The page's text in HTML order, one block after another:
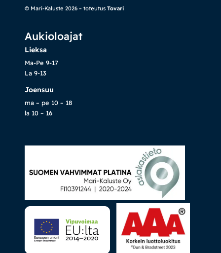
© Mari-Kaluste 2026 – toteutus Tovari
Aukioloajat
Lieksa
Ma-Pe 9-17
La 9-13
Joensuu
ma – pe 10 – 18
la 10 – 16